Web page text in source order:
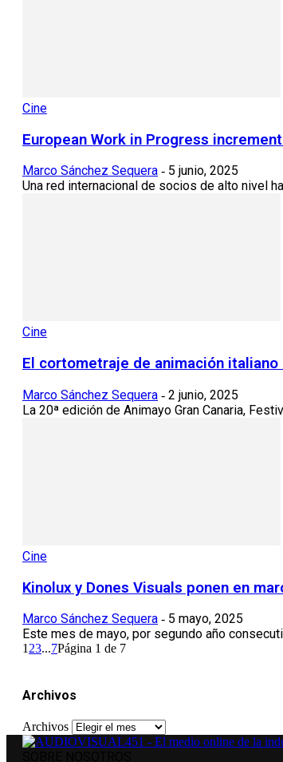
Cine
European Work in Progress
Marco Sánchez Sequera - 5 junio, 2025
Una red internacional de socios de alto nivel
Cine
El cortometraje de animación italiano
Marco Sánchez Sequera - 2 junio, 2025
La 20ª edición de Animayo Gran Canaria,
Cine
Kinolux y Dones Visuals ponen en
Marco Sánchez Sequera - 5 mayo, 2025
Este mes de mayo, por segundo año
1 23...7Página 1 de 7
Archivos
Archivos